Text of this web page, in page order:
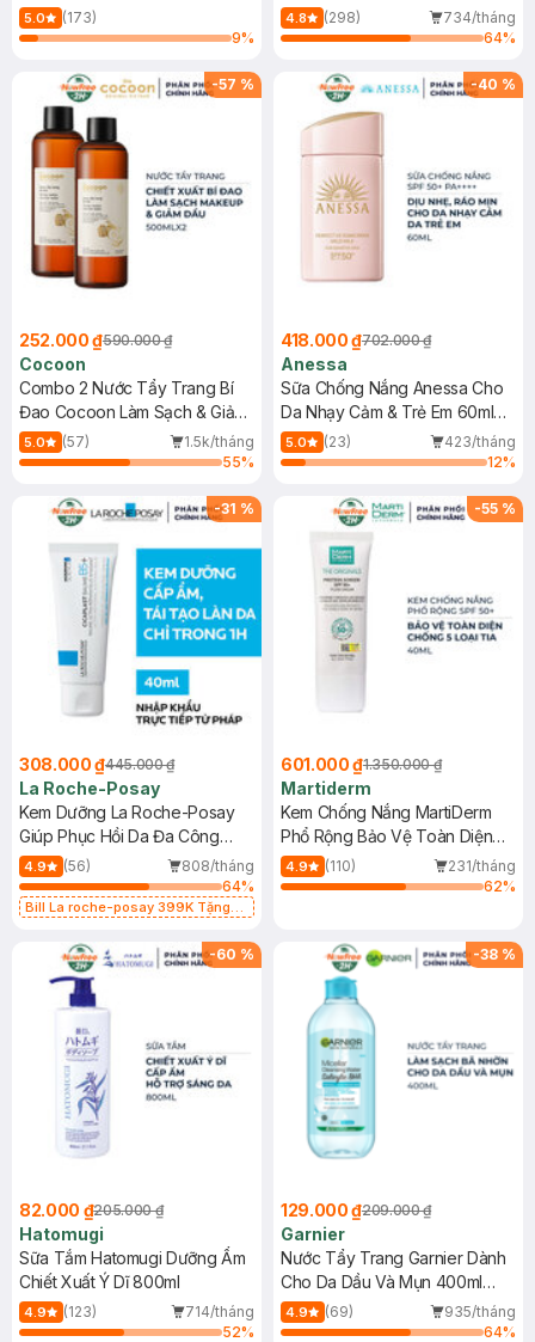
150ml
5.0
(173)
9%
4.8 (298)
734/tháng
64%
-57 %
252.000 ₫590.000 ₫
Cocoon
Combo 2 Nước Tẩy Trang Bí
Đao Cocoon Làm Sạch & Giảm
Dầu 500ml
5.0 (57)
1.5k/tháng
55%
-40 %
418.000 ₫702.000 ₫
Anessa
Sữa Chống Nắng Anessa Cho
Da Nhạy Cảm & Trẻ Em 60ml
(Mới)
5.0 (23)
423/tháng
12%
-31 %
308.000 ₫445.000 ₫
La Roche-Posay
Kem Dưỡng La Roche-Posay
Giúp Phục Hồi Da Đa Công
Dụng 40ml
4.9 (56)
808/tháng
64%
Bill La roche-posay 399K Tặng
(SL có hạn)
-55 %
601.000 ₫1.350.000 ₫
Martiderm
Kem Chống Nắng MartiDerm
Phổ Rộng Bảo Vệ Toàn Diện
40ml
4.9 (110)
231/tháng
62%
-60 %
82.000 ₫205.000 ₫
Hatomugi
Sữa Tắm Hatomugi Dưỡng Ẩm
Chiết Xuất Ý Dĩ 800ml
4.9 (123)
714/tháng
52%
-38 %
129.000 ₫209.000 ₫
Garnier
Nước Tẩy Trang Garnier Dành
Cho Da Dầu Và Mụn 400ml
(Mới)
4.9 (69)
935/tháng
64%